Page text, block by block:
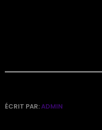
ÉCRIT PAR:ADMIN